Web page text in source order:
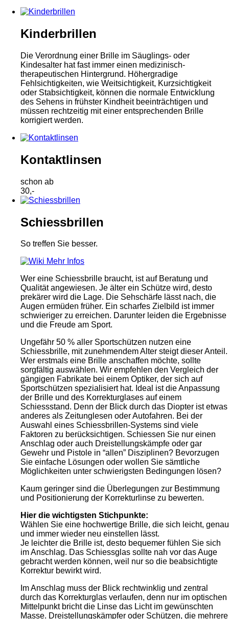
Kinderbrillen
Die Verordnung einer Brille im Säuglings- oder
Kindesalter hat fast immer einen medizinisch-
therapeutischen Hintergrund. Höhergradige
Fehlsichtigkeiten, wie Weitsichtigkeit, Kurzsichtigkeit
oder Stabsichtigkeit, können die normale Entwicklung
des Sehens in frühster Kindheit beeinträchtigen und
müssen rechtzeitig mit einer entsprechenden Brille
korrigiert werden.
Kontaktlinsen
schon ab
30,-
Schiessbrillen
So treffen Sie besser.
Mehr Infos
Wer eine Schiessbrille braucht, ist auf Beratung und
Qualität angewiesen. Je älter ein Schütze wird, desto
prekärer wird die Lage. Die Sehschärfe lässt nach, die
Augen ermüden früher. Ein scharfes Zielbild ist immer
schwieriger zu erreichen. Darunter leiden die Ergebnisse
und die Freude am Sport.
Ungefähr 50 % aller Sportschützen nutzen eine
Schiessbrille, mit zunehmendem Alter steigt dieser Anteil.
Wer erstmals eine Brille anschaffen möchte, sollte
sorgfältig auswählen. Wir empfehlen den Vergleich der
gängigen Fabrikate bei einem Optiker, der sich auf
Sportschützen spezialisiert hat. Ideal ist die Anpassung
der Brille und des Korrekturglases auf einem
Schiessstand. Denn der Blick durch das Diopter ist etwas
anderes als Zeitunglesen oder Autofahren. Bei der
Auswahl eines Schiessbrillen-Systems sind viele
Faktoren zu berücksichtigen. Schiessen Sie nur einen
Anschlag oder auch Dreistellungskämpfe oder gar
Gewehr und Pistole in “allen” Disziplinen? Bevorzugen
Sie einfache Lösungen oder wollen Sie sämtliche
Möglichkeiten unter schwierigsten Bedingungen lösen?
Kaum geringer sind die Überlegungen zur Bestimmung
und Positionierung der Korrekturlinse zu bewerten.
Hier die wichtigsten Stichpunkte:
Wählen Sie eine hochwertige Brille, die sich leicht, genau
und immer wieder neu einstellen lässt.
Je leichter die Brille ist, desto bequemer fühlen Sie sich
im Anschlag. Das Schiessglas sollte nah vor das Auge
gebracht werden können, weil nur so die beabsichtigte
Korrektur bewirkt wird.
Im Anschlag muss der Blick rechtwinklig und zentral
durch das Korrekturglas verlaufen, denn nur im optischen
Mittelpunkt bricht die Linse das Licht im gewünschten
Masse. Dreistellungskämpfer oder Schützen, die mehrere